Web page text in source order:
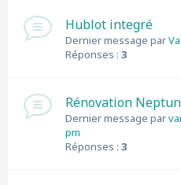
Hublot integré
Dernier message par
Réponses : 3
Rénovation
Dernier message par
pm
Réponses : 3